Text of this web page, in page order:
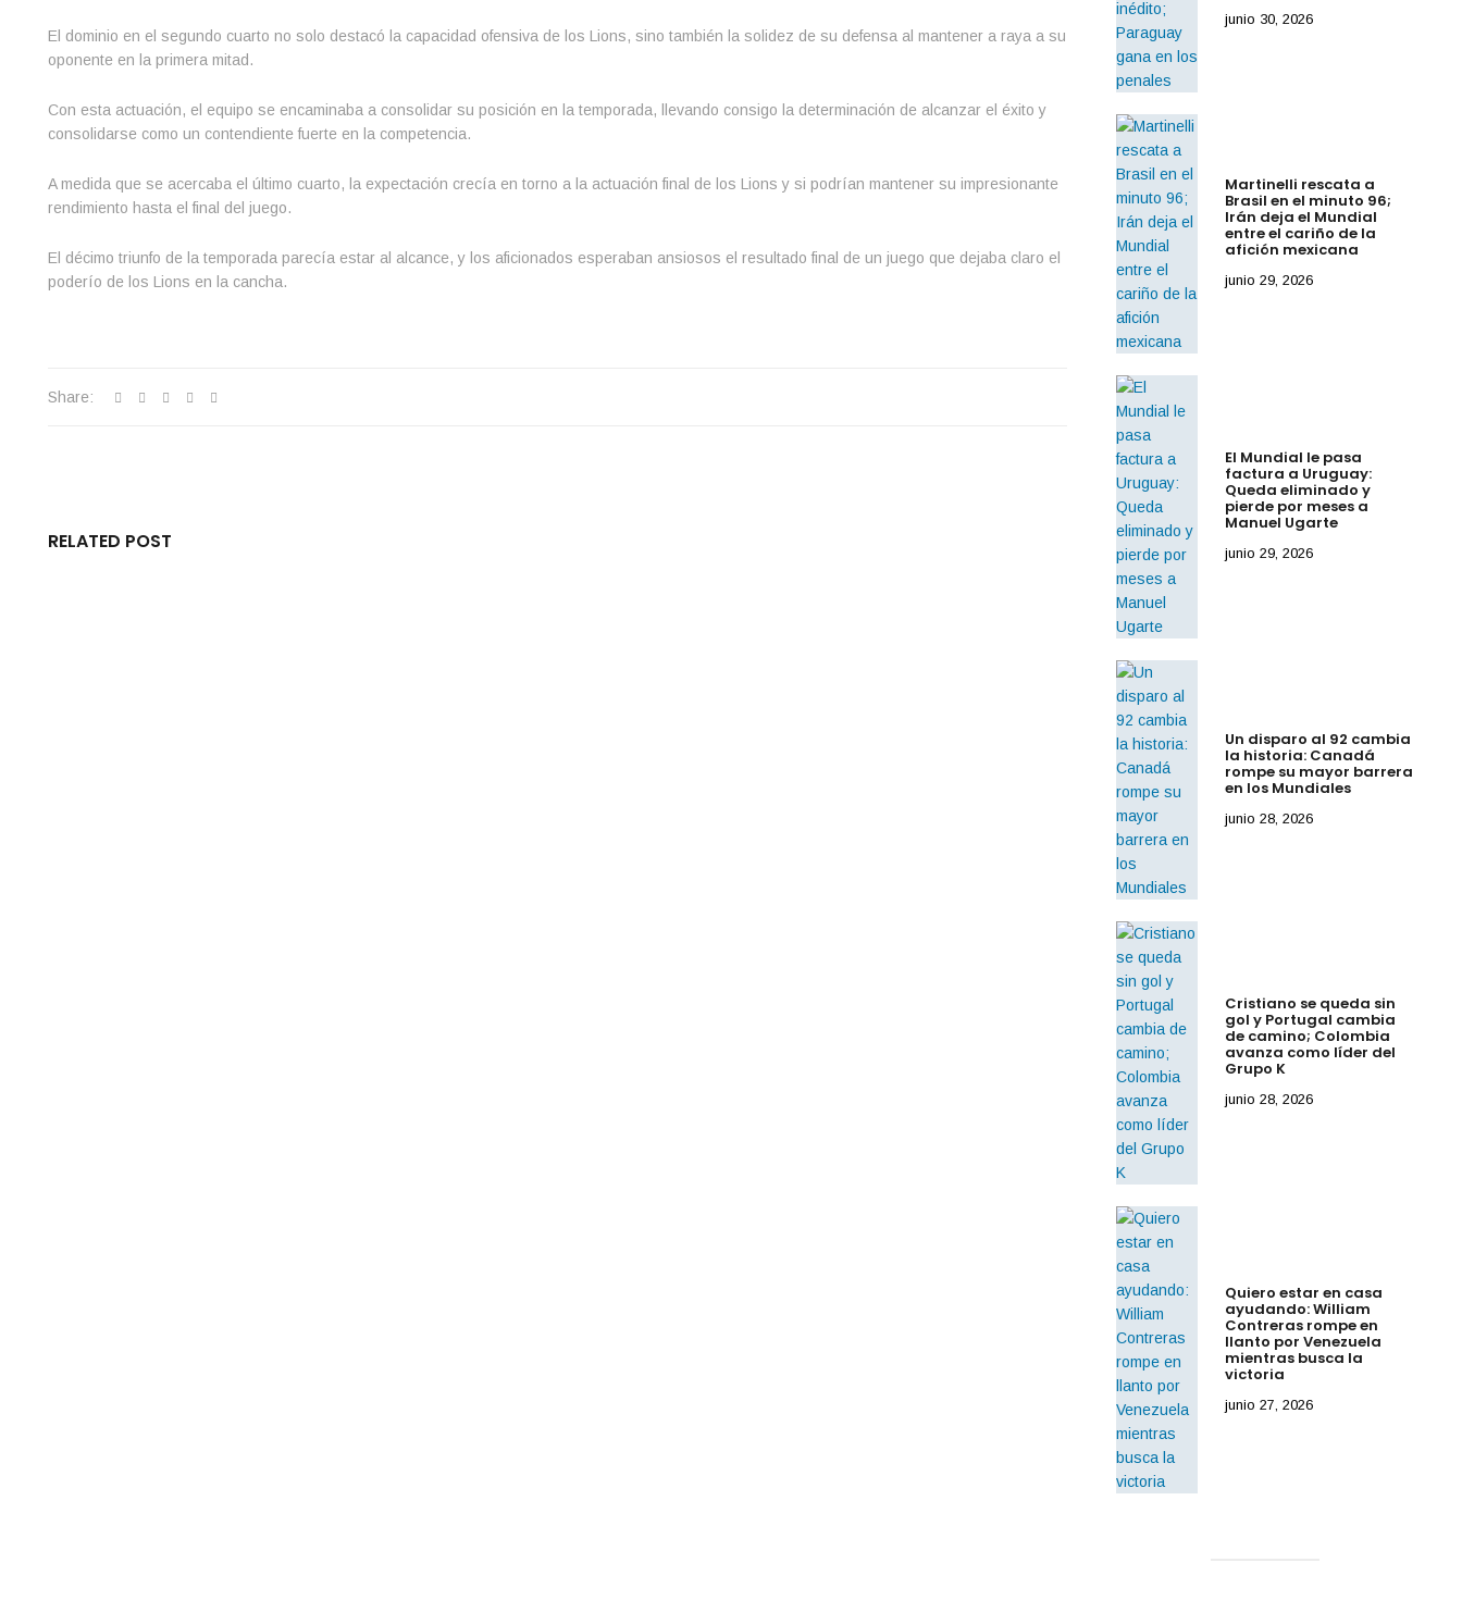
El dominio en el segundo cuarto no solo destacó la capacidad ofensiva de los Lions, sino también la solidez de su defensa al mantener a raya a su
oponente en la primera mitad.
Con esta actuación, el equipo se encaminaba a consolidar su posición en la temporada, llevando consigo la determinación de alcanzar el éxito y
consolidarse como un contendiente fuerte en la competencia.
A medida que se acercaba el último cuarto, la expectación crecía en torno a la actuación final de los Lions y si podrían mantener su impresionante
rendimiento hasta el final del juego.
El décimo triunfo de la temporada parecía estar al alcance, y los aficionados esperaban ansiosos el resultado final de un juego que dejaba claro el
poderío de los Lions en la cancha.
Share:
RELATED POST
junio 30, 2026
Martinelli rescata a
Brasil en el minuto 96;
Irán deja el Mundial
entre el cariño de la
afición mexicana
junio 29, 2026
El Mundial le pasa
factura a Uruguay:
Queda eliminado y
pierde por meses a
Manuel Ugarte
junio 29, 2026
Un disparo al 92 cambia
la historia: Canadá
rompe su mayor barrera
en los Mundiales
junio 28, 2026
Cristiano se queda sin
gol y Portugal cambia
de camino; Colombia
avanza como líder del
Grupo K
junio 28, 2026
Quiero estar en casa
ayudando: William
Contreras rompe en
llanto por Venezuela
mientras busca la
victoria
junio 27, 2026